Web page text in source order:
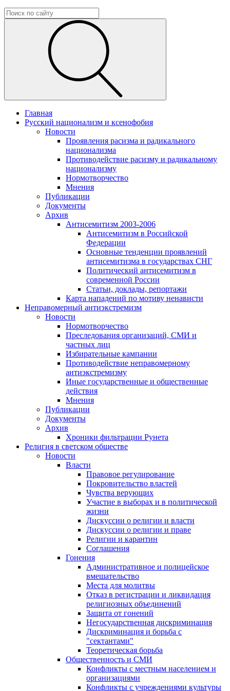
Главная
Русский национализм и ксенофобия
Новости
Проявления расизма и радикального
национализма
Противодействие расизму и радикальному
национализму
Нормотворчество
Мнения
Публикации
Документы
Архив
Антисемитизм 2003-2006
Антисемитизм в Российской
Федерации
Основные тенденции проявлений
антисемитизма в государствах СНГ
Политический антисемитизм в
современной России
Статьи, доклады, репортажи
Карта нападений по мотиву ненависти
Неправомерный антиэкстремизм
Новости
Нормотворчество
Преследования организаций, СМИ и
частных лиц
Избирательные кампании
Противодействие неправомерному
антиэкстремизму
Иные государственные и общественные
действия
Мнения
Публикации
Документы
Архив
Хроники фильтрации Рунета
Религия в светском обществе
Новости
Власти
Правовое регулирование
Покровительство властей
Чувства верующих
Участие в выборах и в политической
жизни
Дискуссии о религии и власти
Дискуссии о религии и праве
Религии и карантин
Соглашения
Гонения
Административное и полицейское
вмешательство
Места для молитвы
Отказ в регистрации и ликвидация
религиозных объединений
Защита от гонений
Негосударственная дискриминация
Дискриминация и борьба с
"сектантами"
Теоретическая борьба
Общественность и СМИ
Конфликты с местным населением и
организациями
Конфликты с учреждениями культуры